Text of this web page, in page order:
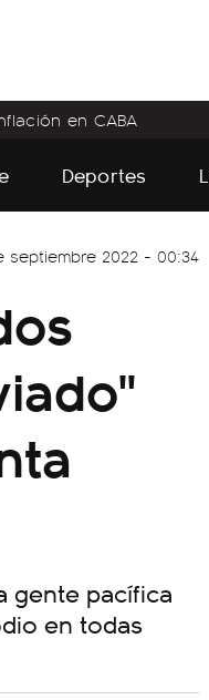
en CABA
Deportes
septiembre 2022 - 00:34
gente pacífica
en todas